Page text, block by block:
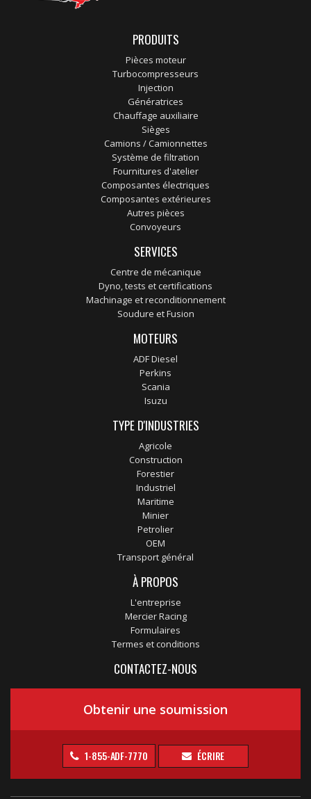
PRODUITS
Pièces moteur
Turbocompresseurs
Injection
Génératrices
Chauffage auxiliaire
Sièges
Camions / Camionnettes
Système de filtration
Fournitures d'atelier
Composantes électriques
Composantes extérieures
Autres pièces
Convoyeurs
SERVICES
Centre de mécanique
Dyno, tests et certifications
Machinage et reconditionnement
Soudure et Fusion
MOTEURS
ADF Diesel
Perkins
Scania
Isuzu
TYPE D'INDUSTRIES
Agricole
Construction
Forestier
Industriel
Maritime
Minier
Petrolier
OEM
Transport général
À PROPOS
L'entreprise
Mercier Racing
Formulaires
Termes et conditions
CONTACTEZ-NOUS
Obtenir une soumission
1-855-ADF-7770 ÉCRIRE